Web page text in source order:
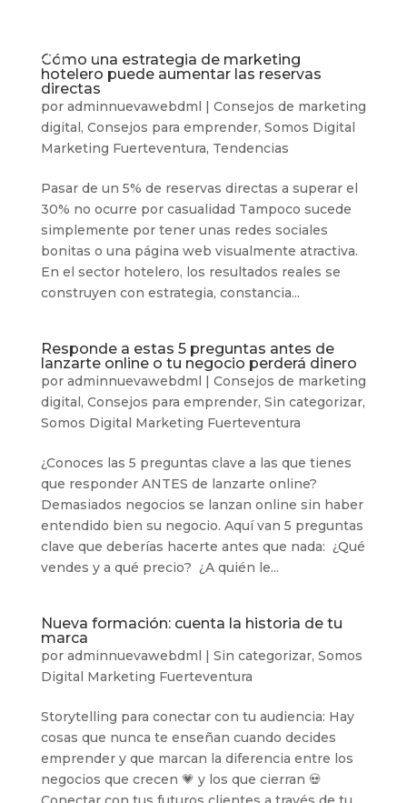
Cómo una estrategia de marketing
hotelero puede aumentar las reservas
directas
por adminnuevawebdml | Consejos de marketing
digital, Consejos para emprender, Somos Digital
Marketing Fuerteventura, Tendencias
Pasar de un 5% de reservas directas a superar el
30% no ocurre por casualidad Tampoco sucede
simplemente por tener unas redes sociales
bonitas o una página web visualmente atractiva.
En el sector hotelero, los resultados reales se
construyen con estrategia, constancia...
Responde a estas 5 preguntas antes de
lanzarte online o tu negocio perderá dinero
por adminnuevawebdml | Consejos de marketing
digital, Consejos para emprender, Sin categorizar,
Somos Digital Marketing Fuerteventura
¿Conoces las 5 preguntas clave a las que tienes
que responder ANTES de lanzarte online?
Demasiados negocios se lanzan online sin haber
entendido bien su negocio. Aquí van 5 preguntas
clave que deberías hacerte antes que nada: ¿Qué
vendes y a qué precio? ¿A quién le...
Nueva formación: cuenta la historia de tu
marca
por adminnuevawebdml | Sin categorizar, Somos
Digital Marketing Fuerteventura
Storytelling para conectar con tu audiencia: Hay
cosas que nunca te enseñan cuando decides
emprender y que marcan la diferencia entre los
negocios que crecen 💗 y los que cierran 💀